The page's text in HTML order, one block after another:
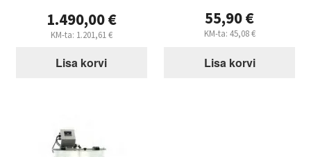
1.490,00€
KM-ta: 1.201,61 €
Lisa korvi
55,90€
KM-ta: 45,08€
Lisa korvi